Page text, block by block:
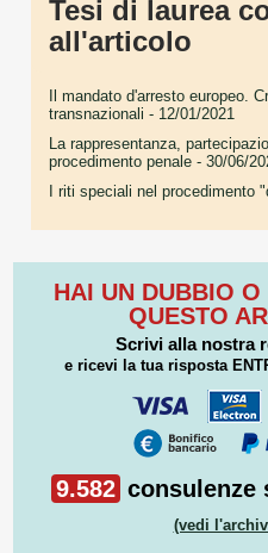
Tesi di laurea
all'articolo
Il mandato d'arresto europeo.
transnazionali - 12/01/2021
La rappresentanza,
procedimento penale - 30/06/
I riti speciali nel procedimento
HAI UN DUBBIO
QUESTO
Scrivi alla nostra
e ricevi la tua risposta
9.582 consulenze
(vedi